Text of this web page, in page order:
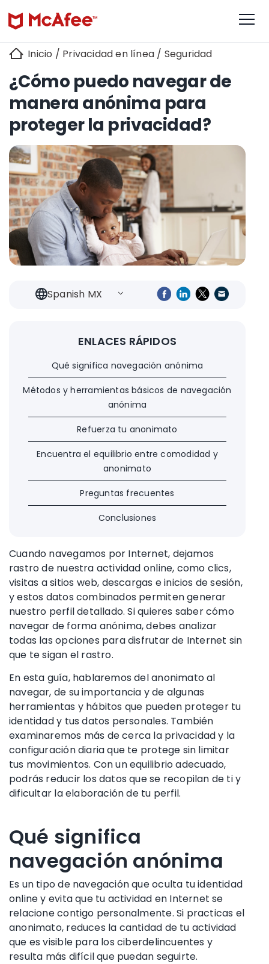
Inicio / Privacidad en línea / Seguridad
¿Cómo puedo navegar de
manera anónima para
proteger la privacidad?
Spanish MX
ENLACES RÁPIDOS
Qué significa navegación anónima
Métodos y herramientas básicos de navegación
anónima
Refuerza tu anonimato
Encuentra el equilibrio entre comodidad y
anonimato
Preguntas frecuentes
Conclusiones
Cuando navegamos por Internet, dejamos
rastro de nuestra actividad online, como clics,
visitas a sitios web, descargas e inicios de sesión,
y estos datos combinados permiten generar
nuestro perfil detallado. Si quieres saber cómo
navegar de forma anónima, debes analizar
todas las opciones para disfrutar de Internet sin
que te sigan el rastro.
En esta guía, hablaremos del anonimato al
navegar, de su importancia y de algunas
herramientas y hábitos que pueden proteger tu
identidad y tus datos personales. También
examinaremos más de cerca la privacidad y la
configuración diaria que te protege sin limitar
tus movimientos. Con un equilibrio adecuado,
podrás reducir los datos que se recopilan de ti y
dificultar la elaboración de tu perfil.
Qué significa
navegación anónima
Es un tipo de navegación que oculta tu identidad
online y evita que tu actividad en Internet se
relacione contigo personalmente. Si practicas el
anonimato, reduces la cantidad de tu actividad
que es visible para los ciberdelincuentes y
resulta más difícil que puedan seguirte.